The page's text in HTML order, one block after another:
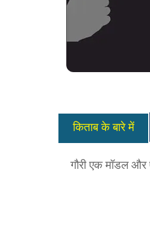
किताब के बारे में
गौरी एक मॉडल और